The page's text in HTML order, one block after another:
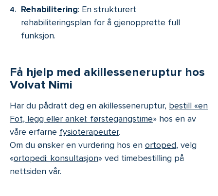
Rehabilitering: En strukturert
rehabiliteringsplan for å gjenopprette full
funksjon.
Få hjelp med akillesseneruptur hos
Volvat Nimi
Har du pådratt deg en akillesseneruptur, bestill «en
Fot, legg eller ankel: førstegangstime» hos en av
våre erfarne fysioterapeuter.
Om du ønsker en vurdering hos en ortoped, velg
«ortopedi: konsultasjon» ved timebestilling på
nettsiden vår.